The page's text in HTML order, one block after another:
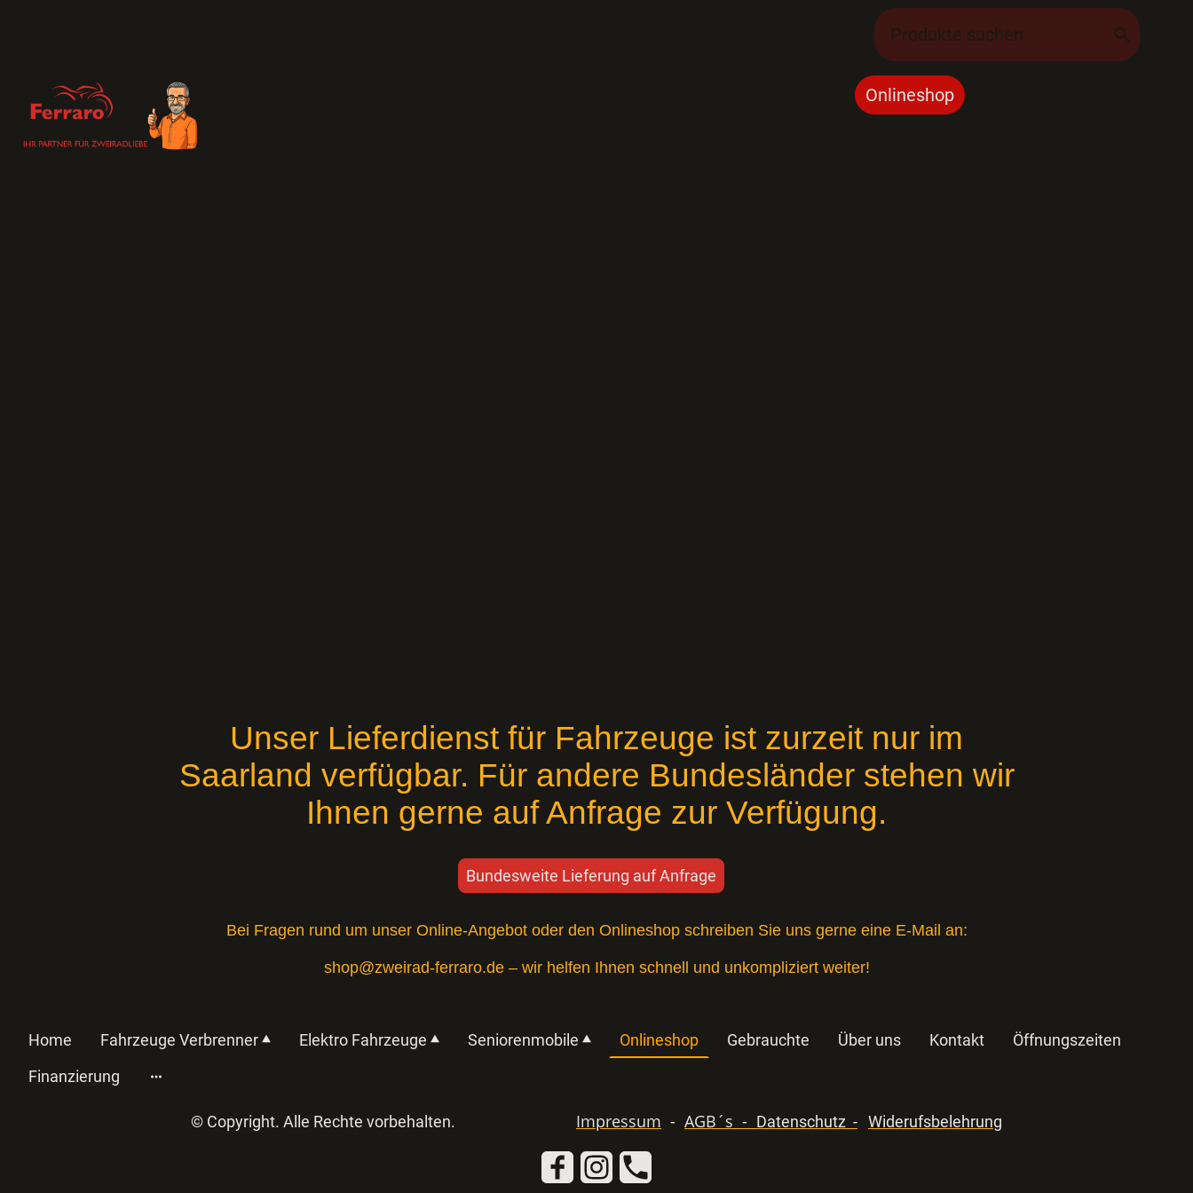
Onlineshop
Unser Lieferdienst für Fahrzeuge ist zurzeit nur im
Saarland verfügbar. Für andere Bundesländer stehen wir
Ihnen gerne auf Anfrage zur Verfügung.
Bei Fragen rund um unser Online-Angebot oder den Onlineshop schreiben Sie uns gerne eine E-Mail an:
shop@zweirad-ferraro.de– wir helfen Ihnen schnell und unkompliziert weiter!
Bundesweite Lieferung auf Anfrage
Home Fahrzeuge Verbrenner Elektro Fahrzeuge Seniorenmobile Onlineshop Gebrauchte Über uns Kontakt
Öffnungszeiten
Finanzierung
© Copyright. Alle Rechte vorbehalten. Impressum - AGB´s - Datenschutz - Widerufsbelehrung